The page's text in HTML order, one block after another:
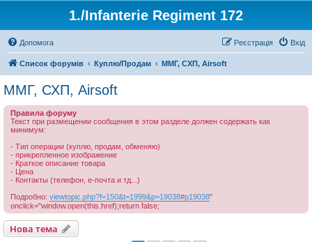
1./Infanterie Regiment 172
Допомога Вхід
Реєстрація
Список форумів Куплю/Продам ММГ, СХП, Airsoft
ММГ, СХП, Airsoft
Правила форуму
Текст при размещении сообщения в этом разделе должен содержать как
минимум:
- Тип операции (куплю, продам, обменяю)
- прикрепленное изображение
- Краткое описание товара
- Цена
- Контакты (телефон, е-почта и тд...)
Подробно: viewtopic.php?f=150&t=1999&p=19038#p19038"
onclick="window.open(this.href);return false;
Нова тема